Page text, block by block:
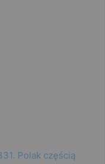
Polak częścią